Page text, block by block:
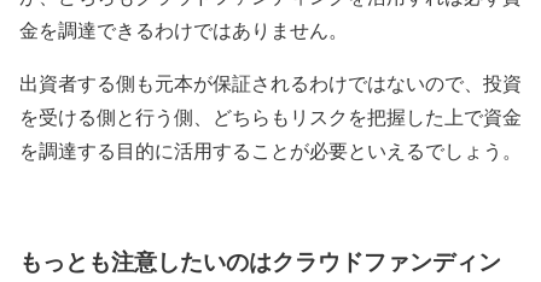
金を調達できるわけではありません。
出資者する側も元本が保証されるわけではないので、投資
を受ける側と行う側、どちらもリスクを把握した上で資金
を調達する目的に活用することが必要といえるでしょう。
もっとも注意したいのはクラウドファンディン